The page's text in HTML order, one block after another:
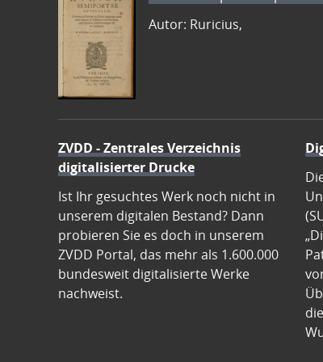
Autor: Ruricius,
ZVDD - Zentrales Verzeichnis
digitalisierter Drucke
Ist Ihr gesuchtes Werk noch nicht in
unserem digitalen Bestand? Dann
probieren Sie es doch in unserem
ZVDD Portal, das mehr als 1.600.000
bundesweit digitalisierte Werke
nachweist.